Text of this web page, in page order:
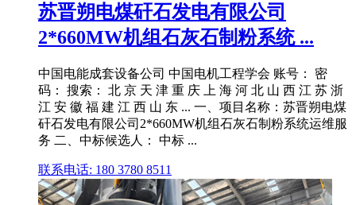
苏晋朔电煤矸石发电有限公司
2*660MW机组石灰石制粉系统 ...
中国电能成套设备公司 中国电机工程学会 账号： 密
码： 搜索： 北 京 天 津 重 庆 上 海 河 北 山 西 江 苏 浙
江 安 徽 福 建 江 西 山 东 ... 一、项目名称：苏晋朔电煤
矸石发电有限公司2*660MW机组石灰石制粉系统运维服
务 二、中标候选人： 中标 ...
联系电话: 180 3780 8511